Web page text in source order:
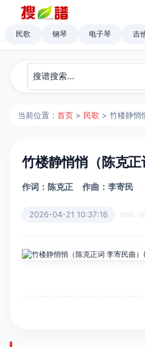
民歌 钢琴 电子琴 吉
当前位置：首页 > 民歌 > 竹楼静悄
竹楼静悄悄（陈克正
作词：陈克正 作曲：李寄民
2026-04-21 10:37:16